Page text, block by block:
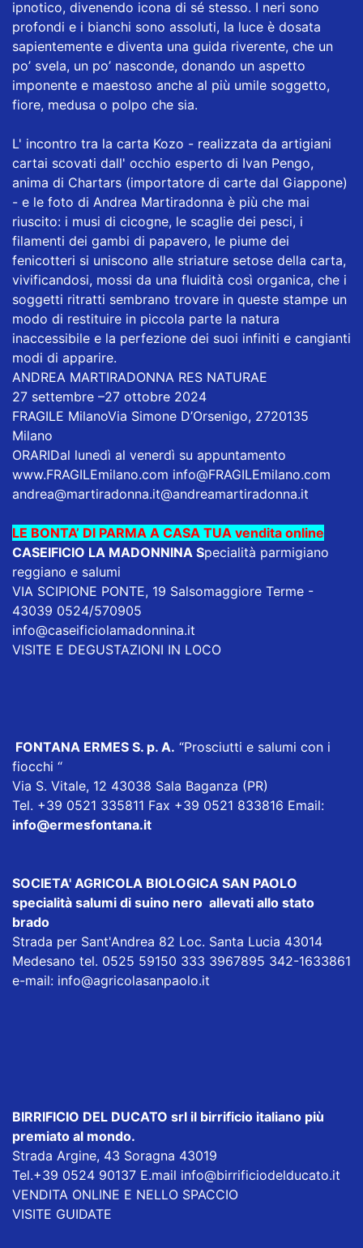
ipnotico, divenendo icona di sé stesso. I neri sono
profondi e i bianchi sono assoluti, la luce è dosata
sapientemente e diventa una guida riverente, che un
po’ svela, un po’ nasconde, donando un aspetto
imponente e maestoso anche al più umile soggetto,
fiore, medusa o polpo che sia.
L' incontro tra la carta Kozo - realizzata da artigiani
cartai scovati dall' occhio esperto di Ivan Pengo,
anima di Chartars (importatore di carte dal Giappone)
- e le foto di Andrea Martiradonna è più che mai
riuscito: i musi di cicogne, le scaglie dei pesci, i
filamenti dei gambi di papavero, le piume dei
fenicotteri si uniscono alle striature setose della carta,
vivificandosi, mossi da una fluidità così organica, che i
soggetti ritratti sembrano trovare in queste stampe un
modo di restituire in piccola parte la natura
inaccessibile e la perfezione dei suoi infiniti e cangianti
modi di apparire.
ANDREA MARTIRADONNA RES NATURAE
27 settembre –27 ottobre 2024
FRAGILE MilanoVia Simone D’Orsenigo, 2720135
Milano
ORARIDal lunedì al venerdì su appuntamento
www.FRAGILEmilano.com info@FRAGILEmilano.com
andrea@martiradonna.it@andreamartiradonna.it
LE BONTA’ DI PARMA A CASA TUA vendita online
CASEIFICIO LA MADONNINA Specialità parmigiano
reggiano e salumi
VIA SCIPIONE PONTE, 19 Salsomaggiore Terme -
43039 0524/570905
info@caseificiolamadonnina.it
VISITE E DEGUSTAZIONI IN LOCO
FONTANA ERMES S. p. A. “Prosciutti e salumi con i
fiocchi “
Via S. Vitale, 12 43038 Sala Baganza (PR)
Tel. +39 0521 335811 Fax +39 0521 833816 Email:
info@ermesfontana.it
SOCIETA' AGRICOLA BIOLOGICA SAN PAOLO
specialità salumi di suino nero allevati allo stato
brado
Strada per Sant'Andrea 82 Loc. Santa Lucia 43014
Medesano tel. 0525 59150 333 3967895 342-1633861
e-mail: info@agricolasanpaolo.it
BIRRIFICIO DEL DUCATO srl il birrificio italiano più
premiato al mondo.
Strada Argine, 43 Soragna 43019
Tel.+39 0524 90137 E.mail info@birrificiodelducato.it
VENDITA ONLINE E NELLO SPACCIO
VISITE GUIDATE